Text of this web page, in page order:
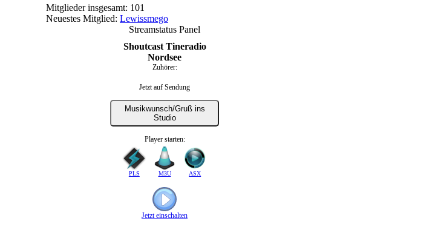
Mitglieder insgesamt: 101
Neuestes Mitglied: Lewissmego
Streamstatus Panel
Shoutcast Tineradio
Nordsee
Zuhörer:
Jetzt auf Sendung
Musikwunsch/Gruß ins
Studio
Player starten:
PLS M3U ASX
Jetzt einschalten